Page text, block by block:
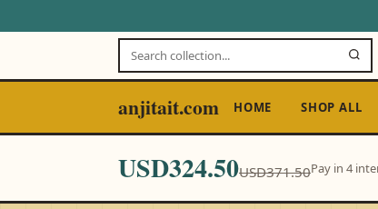
anjitait.com HOME SHOP ALL
USD324.50USD371.50Pay in 4